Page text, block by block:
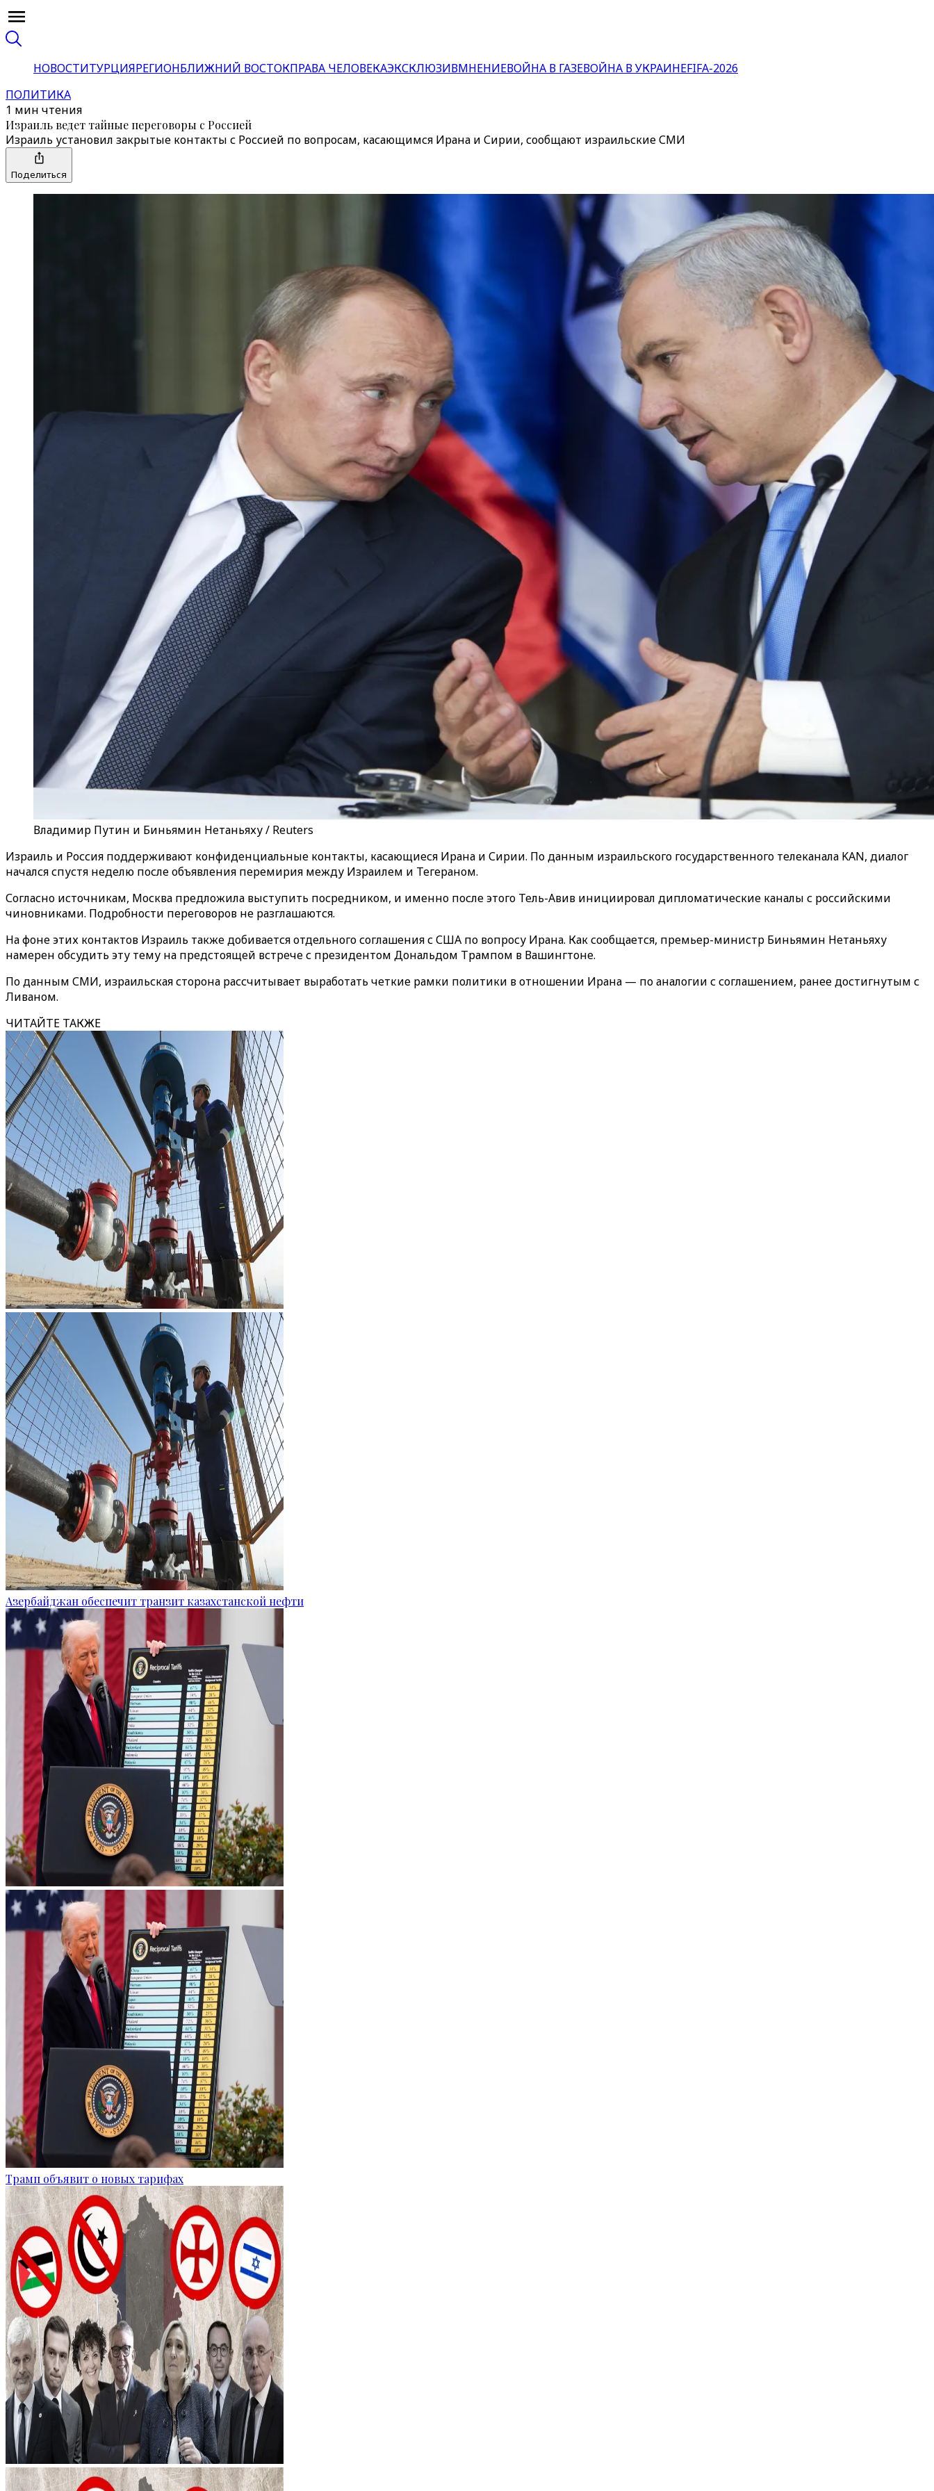
НОВОСТИТУРЦИЯРЕГИОНБЛИЖНИЙ ВОСТОКПРАВА ЧЕЛОВЕКАЭКСКЛЮЗИВМНЕНИЕВОЙНА В ГАЗЕВОЙНА В УКРАИНЕFIFA-2026
ПОЛИТИКА
1 мин чтения
Израиль ведет тайные переговоры с Россией
Израиль установил закрытые контакты с Россией по вопросам, касающимся Ирана и Сирии, сообщают израильские СМИ
Поделиться
Владимир Путин и Биньямин Нетаньяху / Reuters
Израиль и Россия поддерживают конфиденциальные контакты, касающиеся Ирана и Сирии. По данным израильского государственного телеканала KAN, диалог
начался спустя неделю после объявления перемирия между Израилем и Тегераном.
Согласно источникам, Москва предложила выступить посредником, и именно после этого Тель-Авив инициировал дипломатические каналы с российскими
чиновниками. Подробности переговоров не разглашаются.
На фоне этих контактов Израиль также добивается отдельного соглашения с США по вопросу Ирана. Как сообщается, премьер-министр Биньямин Нетаньяху
намерен обсудить эту тему на предстоящей встрече с президентом Дональдом Трампом в Вашингтоне.
По данным СМИ, израильская сторона рассчитывает выработать четкие рамки политики в отношении Ирана — по аналогии с соглашением, ранее достигнутым с
Ливаном.
ЧИТАЙТЕ ТАКЖЕ
Азербайджан обеспечит транзит казахстанской нефти
Трамп объявит о новых тарифах